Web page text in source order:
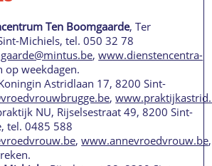
Ten Boomgaarde, Ter
Michiels, tel. 050 32 78
,www.dienstencentra-
op weekdagen.
Astridlaan 17, 8200 Sint-
,
NU, Rijselsestraat 49, 8200 Sint-
tel. 0485 588
,www.annevroedvrouw.be